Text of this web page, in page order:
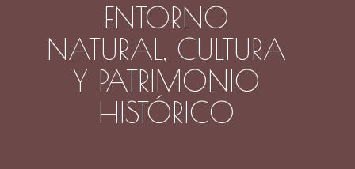
ENTORNO
NATURAL, CULTURA
Y PATRIMONIO
HISTÓRICO